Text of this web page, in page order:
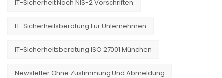
IT-Sicherheit Nach NIS-2 Vorschriften
IT-Sicherheitsberatung Für Unternehmen
IT-Sicherheitsberatung ISO 27001 München
Newsletter Ohne Zustimmung Und Abmeldung